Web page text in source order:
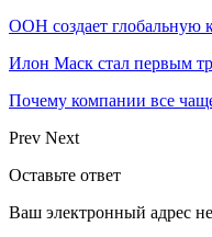
ООН создает глобальную
Илон Маск стал первым
Почему компании все
Prev Next
Оставьте ответ
Ваш электронный адрес